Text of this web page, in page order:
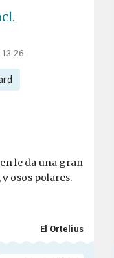
26
le da una gran
osos polares.
El Ortelius